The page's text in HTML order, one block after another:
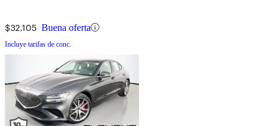
$32,105 Buena oferta
Incluye tarifas de conc.